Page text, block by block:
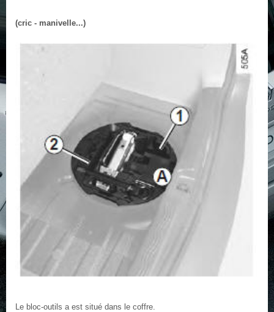
(cric - manivelle...)
Le bloc-outils a est situé dans le coffre.